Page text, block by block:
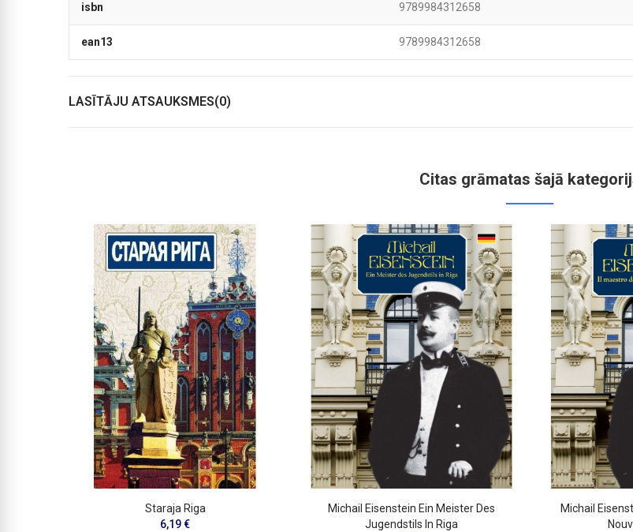
isbn 9789984312658
ean13 9789984312658
LASĪTĀJU ATSAUKSMES(0)
Citas grāmatas šajā
Staraja Riga
6,19 €
Michail Eisenstein Ein Meister Des
Jugendstils In Riga
Michail